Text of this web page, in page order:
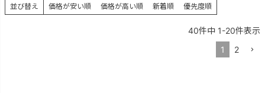
並び替え 価格が安い順 価格が高い順 新着順 優先度順
40件中 1-20件表示
1
2